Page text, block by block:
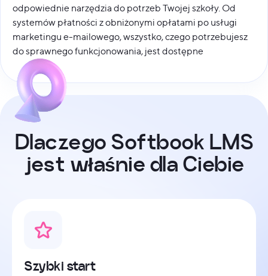
odpowiednie narzędzia do potrzeb Twojej szkoły. Od
systemów płatności z obniżonymi opłatami po usługi
marketingu e-mailowego, wszystko, czego potrzebujesz
do sprawnego funkcjonowania, jest dostępne
Dlaczego Softbook LMS
jest właśnie dla Ciebie
Szybki start